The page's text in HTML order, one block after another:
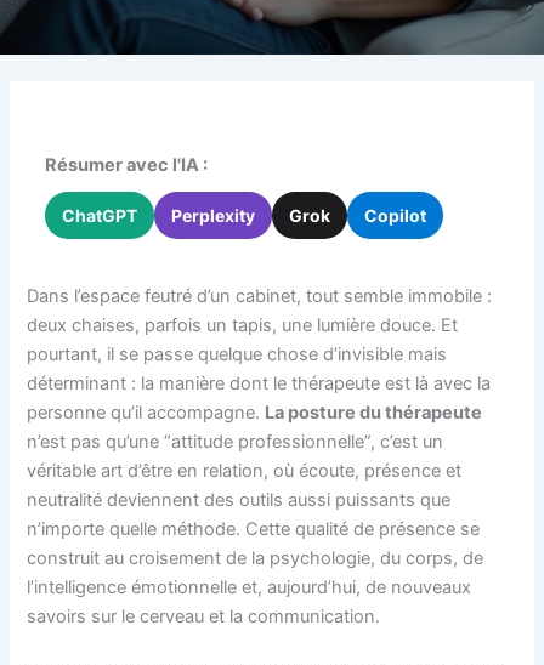
Résumer avec l'IA :
ChatGPT Perplexity Grok Copilot
Dans l’espace feutré d’un cabinet, tout semble immobile :
deux chaises, parfois un tapis, une lumière douce. Et
pourtant, il se passe quelque chose d’invisible mais
déterminant : la manière dont le thérapeute est là avec la
personne qu’il accompagne. La posture du thérapeute
n’est pas qu’une “attitude professionnelle”, c’est un
véritable art d’être en relation, où écoute, présence et
neutralité deviennent des outils aussi puissants que
n’importe quelle méthode. Cette qualité de présence se
construit au croisement de la psychologie, du corps, de
l’intelligence émotionnelle et, aujourd’hui, de nouveaux
savoirs sur le cerveau et la communication.